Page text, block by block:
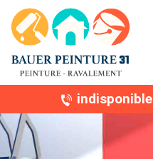
indisponible